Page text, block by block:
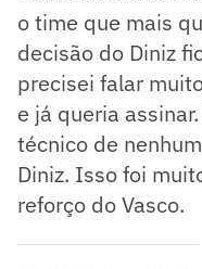
o time que mais
decisão do Diniz
precisei falar
e já queria
técnico de
Diniz. Isso foi
reforço do Vasco.